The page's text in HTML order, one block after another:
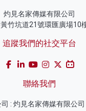
灼見名家傳媒有限公司
竹坑道21號環匯廣場10
追蹤我們的社交平台
聯絡我們
司 : 灼見名家傳媒有限公司